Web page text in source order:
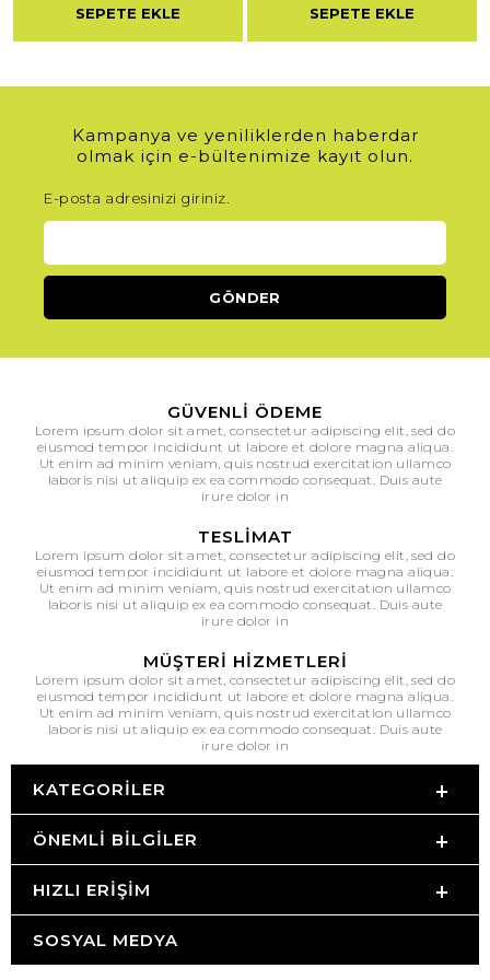
SEPETE EKLE SEPETE EKLE
Kampanya ve yeniliklerden haberdar
olmak için e-bültenimize kayıt olun.
E-posta adresinizi giriniz.
GÜVENLI ÖDEME
Lorem ipsum dolor sit amet, consectetur adipiscing elit, sed do
eiusmod tempor incididunt ut labore et dolore magna aliqua.
Ut enim ad minim veniam, quis nostrud exercitation ullamco
laboris nisi ut aliquip ex ea commodo consequat. Duis aute
irure dolor in
TESLIMAT
Lorem ipsum dolor sit amet, consectetur adipiscing elit, sed do
eiusmod tempor incididunt ut labore et dolore magna aliqua.
Ut enim ad minim veniam, quis nostrud exercitation ullamco
laboris nisi ut aliquip ex ea commodo consequat. Duis aute
irure dolor in
MÜŞTERI HIZMETLERI
Lorem ipsum dolor sit amet, consectetur adipiscing elit, sed do
eiusmod tempor incididunt ut labore et dolore magna aliqua.
Ut enim ad minim veniam, quis nostrud exercitation ullamco
laboris nisi ut aliquip ex ea commodo consequat. Duis aute
irure dolor in
KATEGORILER
ÖNEMLI BILGILER
HIZLI ERIŞIM
SOSYAL MEDYA